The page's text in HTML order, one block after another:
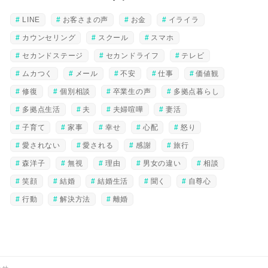
LINE お客さまの声 お金 イライラ
カウンセリング スクール スマホ
セカンドステージ セカンドライフ テレビ
ムカつく メール 不安 仕事 価値観
修復 個別相談 卒業生の声 多拠点暮らし
多拠点生活 夫 夫婦喧嘩 妻活
子育て 家事 幸せ 心配 怒り
愛されない 愛される 感謝 旅行
森洋子 無視 理由 男女の違い 相談
笑顔 結婚 結婚生活 聞く 自尊心
行動 解決方法 離婚